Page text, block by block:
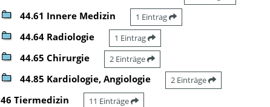
44.61 Innere Medizin 1 Eintrag
44.64 Radiologie 1 Eintrag
44.65 Chirurgie 2 Einträge
44.85 Kardiologie, Angiologie 2 Einträge
46 Tiermedizin 11 Einträge